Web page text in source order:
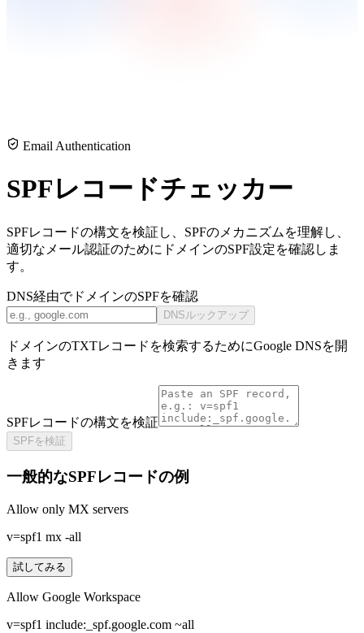
Email Authentication
SPFレコードチェッカー
SPFレコードの構文を検証し、SPFのメカニズムを理解し、
適切なメール認証のためにドメインのSPF設定を確認しま
す。
DNS経由でドメインのSPFを確認
DNSルックアップ
ドメインのTXTレコードを検索するためにGoogle DNSを開
きます
SPFレコードの構文を検証
SPFを検証
一般的なSPFレコードの例
Allow only MX servers
v=spf1 mx -all
試してみる
Allow Google Workspace
v=spf1 include:_spf.google.com ~all